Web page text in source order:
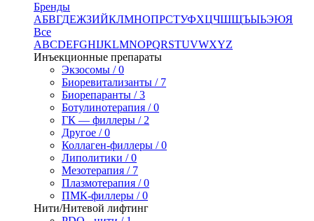
Бренды
АБВГДЕЖЗИЙКЛМНОПРСТУФХЦЧШЩЪЫЬЭЮЯ
Все
ABCDEFGHIJKLMNOPQRSTUVWXYZ
Инъекционные препараты
Экзосомы / 0
Биоревитализанты / 7
Биорепаранты / 3
Ботулинотерапия / 0
ГК — филлеры / 2
Другое / 0
Коллаген-филлеры / 0
Липолитики / 0
Мезотерапия / 7
Плазмотерапия / 0
ПМК-филлеры / 0
Нити/Нитевой лифтинг